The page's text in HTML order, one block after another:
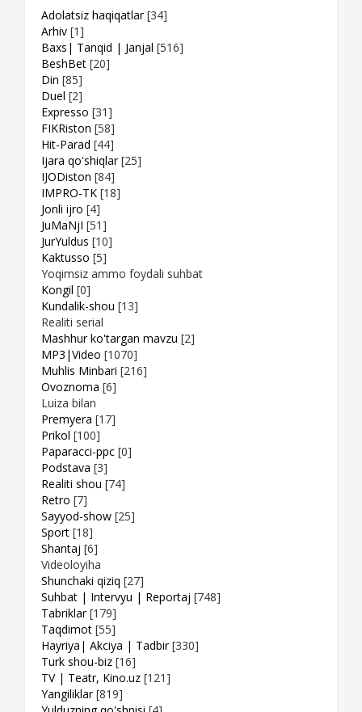
Adolatsiz haqiqatlar [34]
Arhiv [1]
Baxs| Tanqid | Janjal [516]
BeshBet [20]
Din [85]
Duel [2]
Expresso [31]
FIKRiston [58]
Hit-Parad [44]
Ijara qo'shiqlar [25]
IJODiston [84]
IMPRO-TK [18]
Jonli ijro [4]
JuMaNjI [51]
JurYuldus [10]
Kaktusso [5]
Yoqimsiz ammo foydali suhbat
Kongil [0]
Kundalik-shou [13]
Realiti serial
Mashhur ko'targan mavzu [2]
MP3|Video [1070]
Muhlis Minbari [216]
Ovoznoma [6]
Luiza bilan
Premyera [17]
Prikol [100]
Paparacci-ppc [0]
Podstava [3]
Realiti shou [74]
Retro [7]
Sayyod-show [25]
Sport [18]
Shantaj [6]
Videoloyiha
Shunchaki qiziq [27]
Suhbat | Intervyu | Reportaj [748]
Tabriklar [179]
Taqdimot [55]
Hayriya| Akciya | Tadbir [330]
Turk shou-biz [16]
TV | Teatr, Kino.uz [121]
Yangiliklar [819]